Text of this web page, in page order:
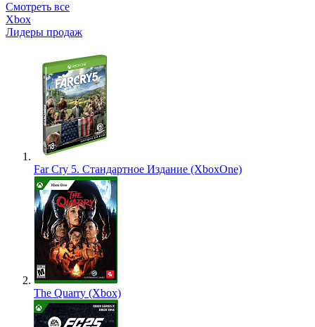
Смотреть все
Xbox
Лидеры продаж
Far Cry 5. Стандартное Издание (XboxOne)
The Quarry (Xbox)